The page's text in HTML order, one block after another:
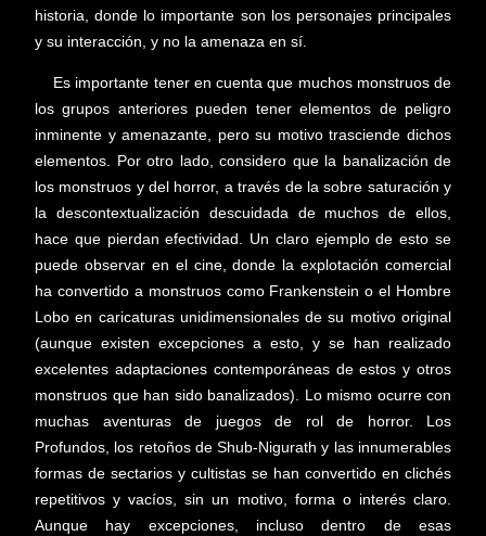
historia, donde lo importante son los personajes principales
y su interacción, y no la amenaza en sí.
Es importante tener en cuenta que muchos monstruos de
los grupos anteriores pueden tener elementos de peligro
inminente y amenazante, pero su motivo trasciende dichos
elementos. Por otro lado, considero que la banalización de
los monstruos y del horror, a través de la sobre saturación y
la descontextualización descuidada de muchos de ellos,
hace que pierdan efectividad. Un claro ejemplo de esto se
puede observar en el cine, donde la explotación comercial
ha convertido a monstruos como Frankenstein o el Hombre
Lobo en caricaturas unidimensionales de su motivo original
(aunque existen excepciones a esto, y se han realizado
excelentes adaptaciones contemporáneas de estos y otros
monstruos que han sido banalizados). Lo mismo ocurre con
muchas aventuras de juegos de rol de horror. Los
Profundos, los retoños de Shub-Nigurath y las innumerables
formas de sectarios y cultistas se han convertido en clichés
repetitivos y vacíos, sin un motivo, forma o interés claro.
Aunque hay excepciones, incluso dentro de esas